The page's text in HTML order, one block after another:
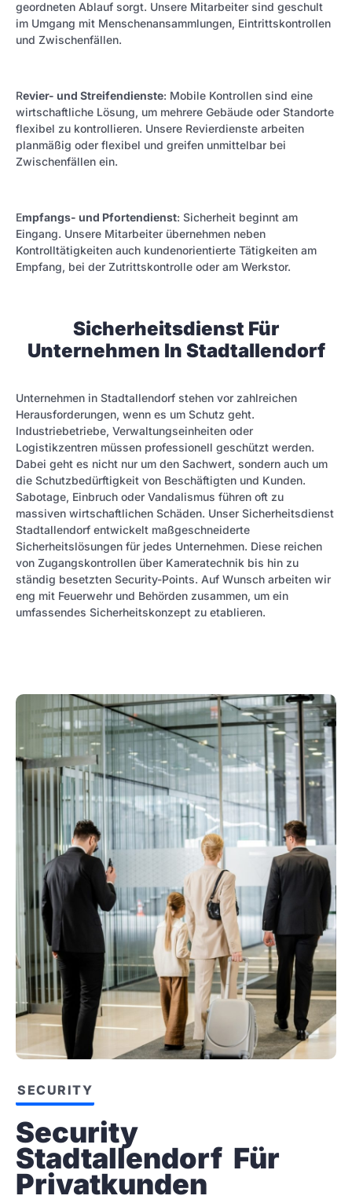
geordneten Ablauf sorgt. Unsere Mitarbeiter sind geschult
im Umgang mit Menschenansammlungen, Eintrittskontrollen
und Zwischenfällen.
Revier- und Streifendienste: Mobile Kontrollen sind eine
wirtschaftliche Lösung, um mehrere Gebäude oder Standorte
flexibel zu kontrollieren. Unsere Revierdienste arbeiten
planmäßig oder flexibel und greifen unmittelbar bei
Zwischenfällen ein.
Empfangs- und Pfortendienst: Sicherheit beginnt am
Eingang. Unsere Mitarbeiter übernehmen neben
Kontrolltätigkeiten auch kundenorientierte Tätigkeiten am
Empfang, bei der Zutrittskontrolle oder am Werkstor.
Sicherheitsdienst Für
Unternehmen In Stadtallendorf
Unternehmen in Stadtallendorf stehen vor zahlreichen
Herausforderungen, wenn es um Schutz geht.
Industriebetriebe, Verwaltungseinheiten oder
Logistikzentren müssen professionell geschützt werden.
Dabei geht es nicht nur um den Sachwert, sondern auch um
die Schutzbedürftigkeit von Beschäftigten und Kunden.
Sabotage, Einbruch oder Vandalismus führen oft zu
massiven wirtschaftlichen Schäden. Unser Sicherheitsdienst
Stadtallendorf entwickelt maßgeschneiderte
Sicherheitslösungen für jedes Unternehmen. Diese reichen
von Zugangskontrollen über Kameratechnik bis hin zu
ständig besetzten Security-Points. Auf Wunsch arbeiten wir
eng mit Feuerwehr und Behörden zusammen, um ein
umfassendes Sicherheitskonzept zu etablieren.
SECURITY
Security
Stadtallendorf  Für
Privatkunden